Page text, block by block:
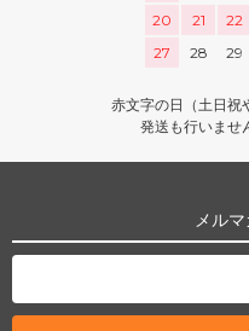
20
21 22
27
28 29
赤文字の日（土日祝
発送も行いませ
メル